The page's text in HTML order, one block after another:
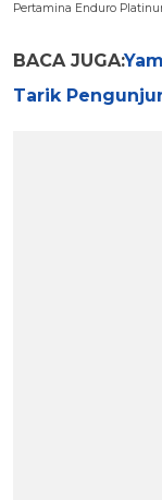
Pertamina Enduro
BACA JUGA:
Tarik